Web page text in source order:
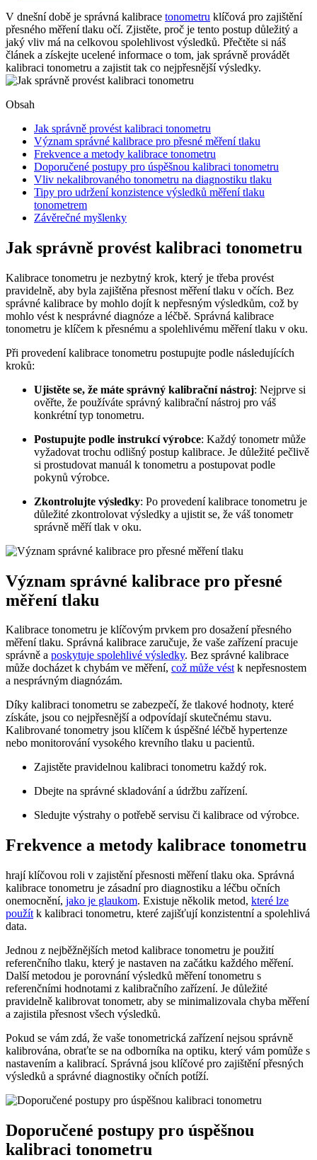
V dnešní době je správná kalibrace tonometru klíčová pro zajištění
přesného měření tlaku očí. Zjistěte, proč je tento postup důležitý a
jaký vliv má na celkovou spolehlivost výsledků. Přečtěte si náš
článek a získejte ucelené informace o tom, jak správně provádět
kalibraci tonometru a zajistit tak co nejpřesnější výsledky.
Obsah
Jak správně provést kalibraci tonometru
Význam správné kalibrace pro přesné měření tlaku
Frekvence a metody kalibrace tonometru
Doporučené postupy pro úspěšnou kalibraci tonometru
Vliv nekalibrovaného tonometru na diagnostiku tlaku
Tipy pro udržení konzistence výsledků měření tlaku
tonometrem
Závěrečné myšlenky
Jak správně provést kalibraci tonometru
Kalibrace tonometru je nezbytný krok, který je třeba provést
pravidelně, aby byla zajištěna přesnost měření tlaku v očích. Bez
správné kalibrace by mohlo dojít k nepřesným výsledkům, což by
mohlo vést k nesprávné diagnóze a léčbě. Správná kalibrace
tonometru je klíčem k přesnému a spolehlivému měření tlaku v oku.
Při provedení kalibrace tonometru postupujte podle následujících
kroků:
Ujistěte se, že máte správný kalibrační nástroj: Nejprve si
ověřte, že používáte správný kalibrační nástroj pro váš
konkrétní typ tonometru.
Postupujte podle instrukcí výrobce: Každý tonometr může
vyžadovat trochu odlišný postup kalibrace. Je důležité pečlivě
si prostudovat manuál k tonometru a postupovat podle
pokynů výrobce.
Zkontrolujte výsledky: Po provedení kalibrace tonometru je
důležité zkontrolovat výsledky a ujistit se, že váš tonometr
správně měří tlak v oku.
Význam správné kalibrace pro přesné
měření tlaku
Kalibrace tonometru je klíčovým prvkem pro dosažení přesného
měření tlaku. Správná kalibrace zaručuje, že vaše zařízení pracuje
správně a poskytuje spolehlivé výsledky. Bez správné kalibrace
může docházet k chybám ve měření, což může véstk nepřesnostem
a nesprávným diagnózám.
Díky kalibraci tonometru se zabezpečí, že tlakové hodnoty, které
získáte, jsou co nejpřesnější a odpovídají skutečnému stavu.
Kalibrované tonometry jsou klíčem k úspěšné léčbě hypertenze
nebo monitorování vysokého krevního tlaku u pacientů.
Zajistěte pravidelnou kalibraci tonometru každý rok.
Dbejte na správné skladování a údržbu zařízení.
Sledujte výstrahy o potřebě servisu či kalibrace od výrobce.
Frekvence a metody kalibrace tonometru
hrají klíčovou roli v zajistění přesnosti měření tlaku oka. Správná
kalibrace tonometru je zásadní pro diagnostiku a léčbu očních
onemocnění, jako je glaukom. Existuje několik metod, které lze
použít k kalibraci tonometru, které zajišťují konzistentní a spolehlivá
data.
Jednou z nejběžnějších metod kalibrace tonometru je použití
referenčního tlaku, který je nastaven na začátku každého měření.
Další metodou je porovnání výsledků měření tonometru s
referenčními hodnotami z kalibračního zařízení. Je důležité
pravidelně kalibrovat tonometr, aby se minimalizovala chyba měření
a zajistila přesnost všech výsledků.
Pokud se vám zdá, že vaše tonometrická zařízení nejsou správně
kalibrována, obraťte se na odborníka na optiku, který vám pomůže s
nastavením a kalibrací. Správná jsou klíčové pro zajištění přesných
výsledků a správné diagnostiky očních potíží.
Doporučené postupy pro úspěšnou
kalibraci tonometru